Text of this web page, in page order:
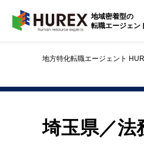
HUREX
地域密着型の
転職エージェン
地方特化転職エージェント
埼玉県／法